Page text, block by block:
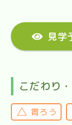
見学
こだわり
胃ろう